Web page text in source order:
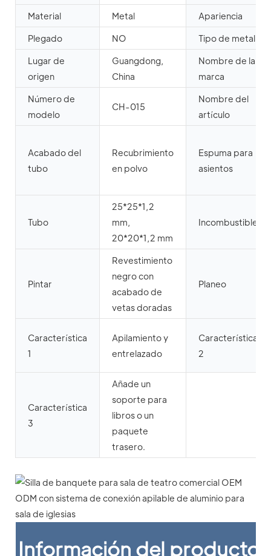
Material Metal Apariencia
Plegado NO Tipo de metal
Lugar de
origen
Guangdong,
China
Nombre de la
marca
Número de
modelo
CH-015
Nombre del
artículo
Acabado del
tubo
Recubrimiento
en polvo
Espuma para
asientos
Tubo
25*25*1,2
mm,
20*20*1,2 mm
Incombustible
Pintar
Revestimiento
negro con
acabado de
vetas doradas
Planeo
Característica
1
Apilamiento y
entrelazado
Característica
2
Característica
3
Añade un
soporte para
libros o un
paquete
trasero.
Información del producto